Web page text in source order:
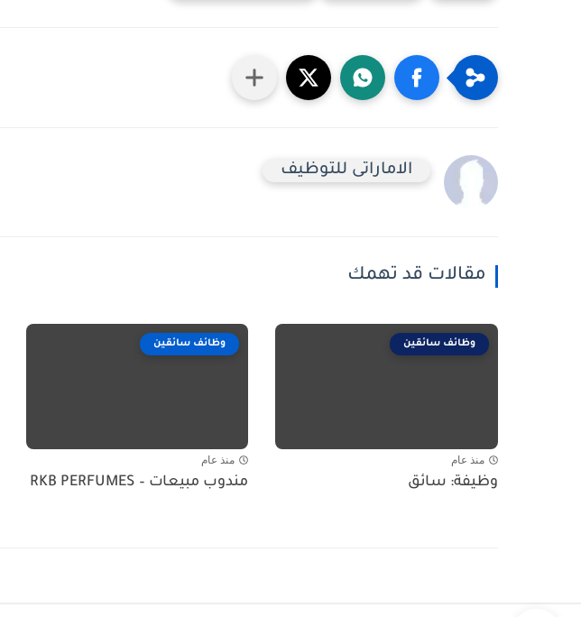
الاماراتى للتوظيف
مقالات قد تهمك
وظائف سائقين
منذ عام
وظيفة: سائق
وظائف سائقين
منذ عام
مندوب مبيعات – RKB PERFUMES